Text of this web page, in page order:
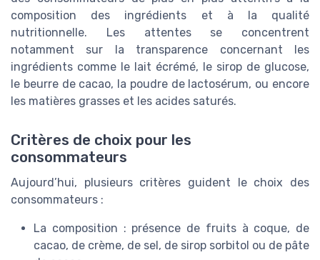
composition des ingrédients et à la qualité
nutritionnelle. Les attentes se concentrent
notamment sur la transparence concernant les
ingrédients comme le lait écrémé, le sirop de glucose,
le beurre de cacao, la poudre de lactosérum, ou encore
les matières grasses et les acides saturés.
Critères de choix pour les
consommateurs
Aujourd’hui, plusieurs critères guident le choix des
consommateurs :
La composition : présence de fruits à coque, de
cacao, de crème, de sel, de sirop sorbitol ou de pâte